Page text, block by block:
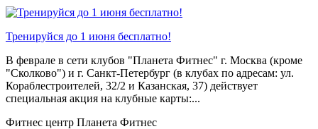
Тренируйся до 1 июня бесплатно!
В феврале в сети клубов "Планета Фитнес" г. Москва (кроме
"Сколково") и г. Санкт-Петербург (в клубах по адресам: ул.
Кораблестроителей, 32/2 и Казанская, 37) действует
специальная акция на клубные карты:...
Фитнес центр Планета Фитнес